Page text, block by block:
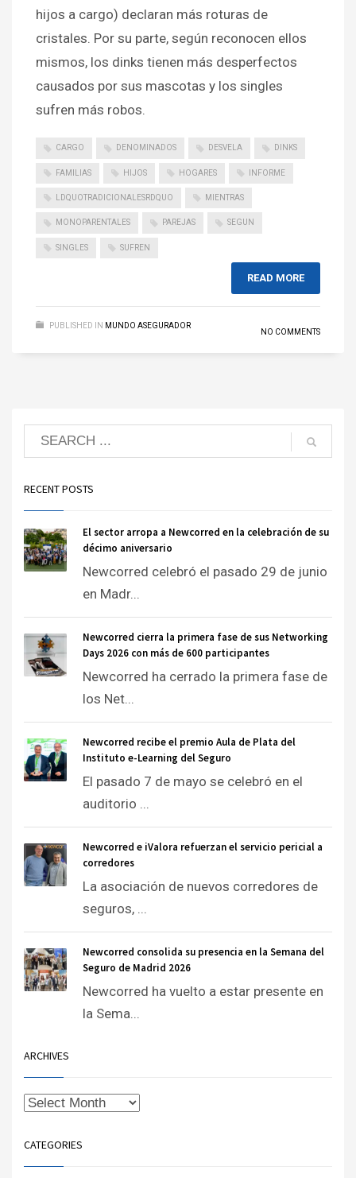
hijos a cargo) declaran más roturas de
cristales. Por su parte, según reconocen ellos
mismos, los dinks tienen más desperfectos
causados por sus mascotas y los singles
sufren más robos.
CARGO DENOMINADOS DESVELA DINKS
FAMILIAS HIJOS HOGARES INFORME
LDQUOTRADICIONALESRDQUO MIENTRAS
MONOPARENTALES PAREJAS SEGUN
SINGLES SUFREN
READ MORE
PUBLISHED IN MUNDO ASEGURADOR
NO COMMENTS
RECENT POSTS
El sector arropa a Newcorred en la celebración de su
décimo aniversario
Newcorred celebró el pasado 29 de junio
en Madr...
Newcorred cierra la primera fase de sus Networking
Days 2026 con más de 600 participantes
Newcorred ha cerrado la primera fase de
los Net...
Newcorred recibe el premio Aula de Plata del
Instituto e-Learning del Seguro
El pasado 7 de mayo se celebró en el
auditorio ...
Newcorred e iValora refuerzan el servicio pericial a
corredores
La asociación de nuevos corredores de
seguros, ...
Newcorred consolida su presencia en la Semana del
Seguro de Madrid 2026
Newcorred ha vuelto a estar presente en
la Sema...
ARCHIVES
CATEGORIES